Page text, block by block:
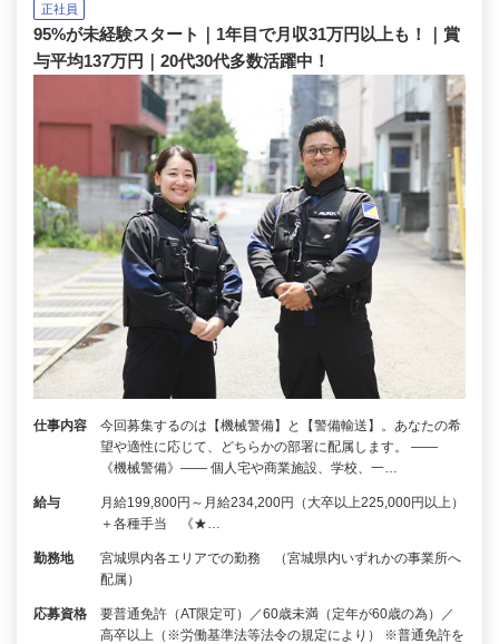
正社員
95%が未経験スタート｜1年目で月収31万円以上も！｜賞
与平均137万円｜20代30代多数活躍中！
仕事内容
今回募集するのは【機械警備】と【警備輸送】。あなたの希
望や適性に応じて、どちらかの部署に配属します。 ――
《機械警備》―― 個人宅や商業施設、学校、一…
給与
月給199,800円～月給234,200円（大卒以上225,000円以上）
＋各種手当 《★…
勤務地
宮城県内各エリアでの勤務 （宮城県内いずれかの事業所へ
配属）
応募資格
要普通免許（AT限定可）／60歳未満（定年が60歳の為）／
高卒以上（※労働基準法等法令の規定により） ※普通免許を